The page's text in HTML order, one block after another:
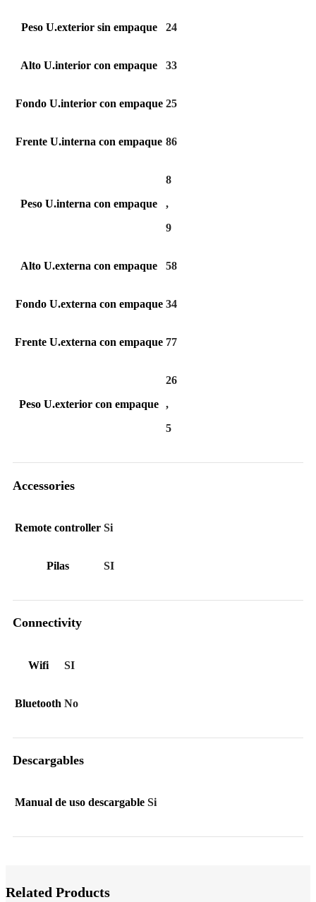
Peso U.exterior sin empaque 24
Alto U.interior con empaque 33
Fondo U.interior con empaque 25
Frente U.interna con empaque 86
Peso U.interna con empaque
8
,
9
Alto U.externa con empaque 58
Fondo U.externa con empaque 34
Frente U.externa con empaque 77
Peso U.exterior con empaque
26
,
5
Accessories
Remote controller Si
Pilas SI
Connectivity
Wifi SI
Bluetooth No
Descargables
Manual de uso descargable Si
Related Products